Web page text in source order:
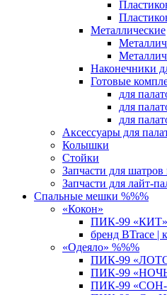
Металлические
Наконечники
Готовые
для
для
для
Аксессуары для
Колышки
Стойки
Запчасти для
Запчасти для лайт-
Спальные мешки %%%
«Кокон»
ПИК-99 «КИТ»
бренд BTrace |
«Одеяло» %%%
ПИК-99
ПИК-99
ПИК-99 «СОН-